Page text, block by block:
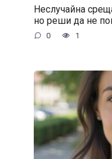
Неслучайна
но реши да не
0 1